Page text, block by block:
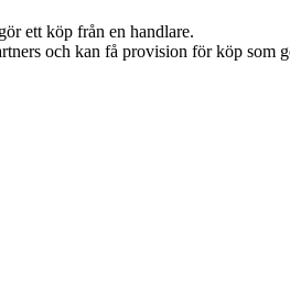
ett köp från en handlare.
och kan få provision för köp som